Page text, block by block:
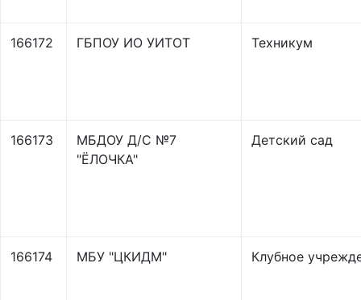
166172 ГБПОУ ИО УИТОТ Техникум
166173
МБДОУ Д/С №7
"ЁЛОЧКА"
Детский сад
166174 МБУ "ЦКИДМ" Клубное